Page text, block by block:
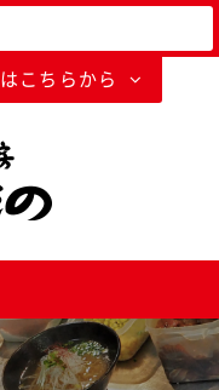
こちらから